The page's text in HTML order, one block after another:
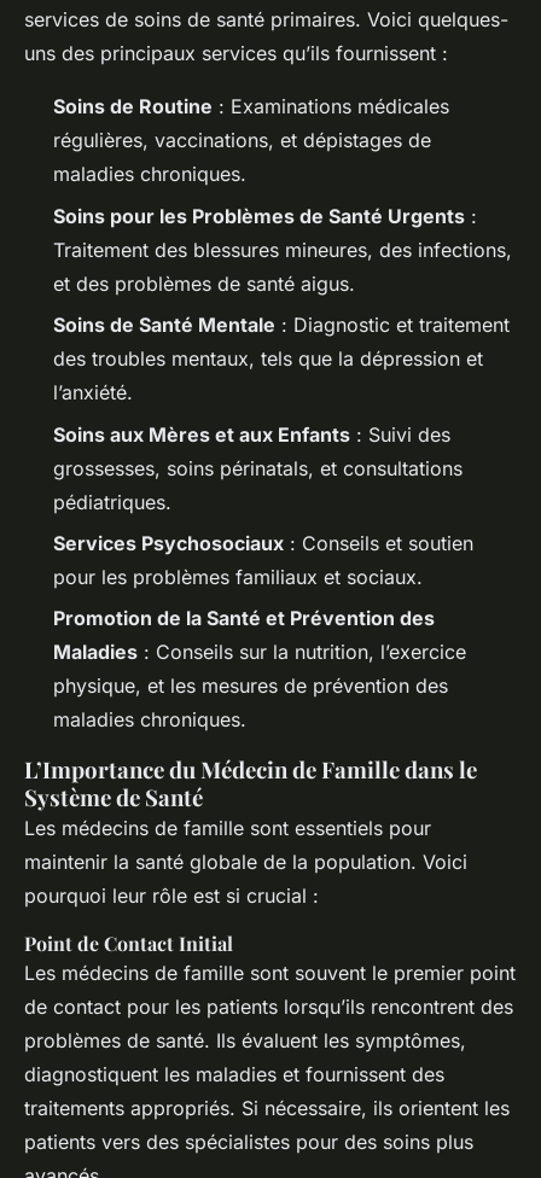
services de soins de santé primaires. Voici quelques-
uns des principaux services qu’ils fournissent :
Soins de Routine : Examinations médicales
régulières, vaccinations, et dépistages de
maladies chroniques.
Soins pour les Problèmes de Santé Urgents :
Traitement des blessures mineures, des infections,
et des problèmes de santé aigus.
Soins de Santé Mentale : Diagnostic et traitement
des troubles mentaux, tels que la dépression et
l’anxiété.
Soins aux Mères et aux Enfants : Suivi des
grossesses, soins périnatals, et consultations
pédiatriques.
Services Psychosociaux : Conseils et soutien
pour les problèmes familiaux et sociaux.
Promotion de la Santé et Prévention des
Maladies : Conseils sur la nutrition, l’exercice
physique, et les mesures de prévention des
maladies chroniques.
L’Importance du Médecin de Famille dans le
Système de Santé
Les médecins de famille sont essentiels pour
maintenir la santé globale de la population. Voici
pourquoi leur rôle est si crucial :
Point de Contact Initial
Les médecins de famille sont souvent le premier point
de contact pour les patients lorsqu’ils rencontrent des
problèmes de santé. Ils évaluent les symptômes,
diagnostiquent les maladies et fournissent des
traitements appropriés. Si nécessaire, ils orientent les
patients vers des spécialistes pour des soins plus